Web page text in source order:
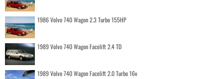
1986 Volvo 740 Wagon 2.3 Turbo 155HP
1989 Volvo 740 Wagon Facelift 2.4 TD
1989 Volvo 740 Wagon Facelift 2.0 Turbo 16v